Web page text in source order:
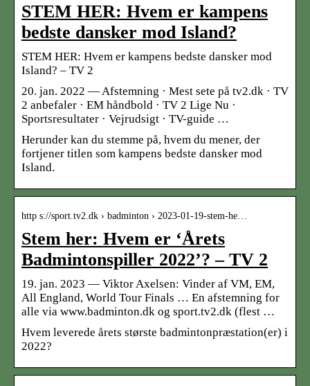
STEM HER: Hvem er kampens
bedste dansker mod Island?
STEM HER: Hvem er kampens bedste dansker mod
Island? – TV 2
20. jan. 2022 — Afstemning · Mest sete på tv2.dk · TV
2 anbefaler · EM håndbold · TV 2 Lige Nu ·
Sportsresultater · Vejrudsigt · TV-guide …
Herunder kan du stemme på, hvem du mener, der
fortjener titlen som kampens bedste dansker mod
Island.
http s://sport.tv2.dk › badminton › 2023-01-19-stem-he…
Stem her: Hvem er ‘Årets
Badmintonspiller 2022’? – TV 2
19. jan. 2023 — Viktor Axelsen: Vinder af VM, EM,
All England, World Tour Finals … En afstemning for
alle via www.badminton.dk og sport.tv2.dk (flest …
Hvem leverede årets største badmintonpræstation(er) i
2022?